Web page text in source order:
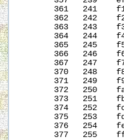
361   241
362   242
363   243
364   244
365   245
366   246
367   247
370   248
371   249
372   250
373   251
374   252
375   253
376   254
377   255